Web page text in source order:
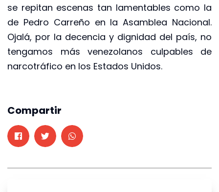
se repitan escenas tan lamentables como la
de Pedro Carreño en la Asamblea Nacional.
Ojalá, por la decencia y dignidad del país, no
tengamos más venezolanos culpables de
narcotráfico en los Estados Unidos.
Compartir